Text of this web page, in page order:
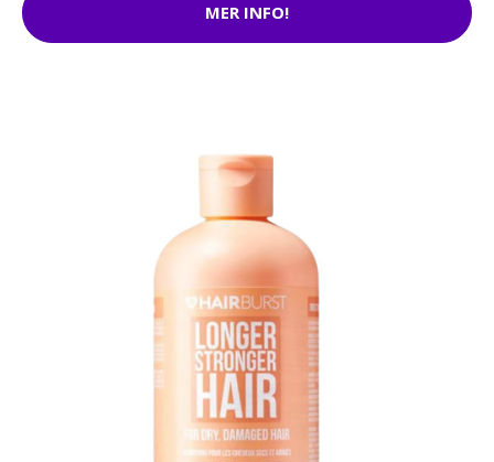
MER INFO!